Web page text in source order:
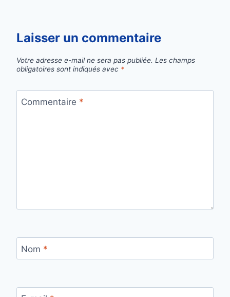
Laisser un commentaire
Votre adresse e-mail ne sera pas publiée. Les champs
obligatoires sont indiqués avec *
Commentaire *
Nom *